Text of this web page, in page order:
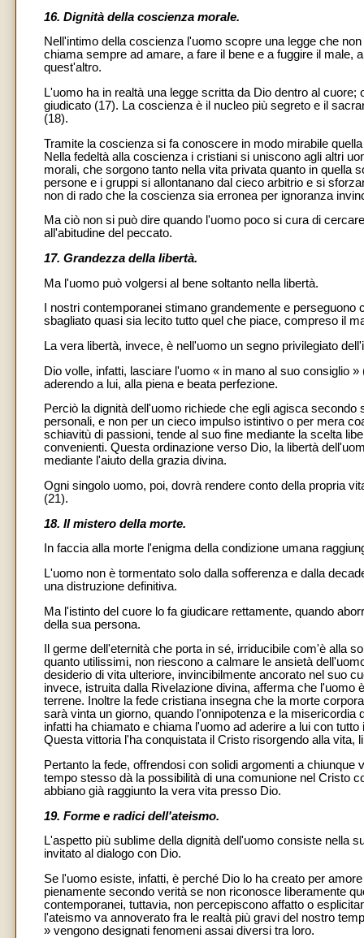
16. Dignità della coscienza morale.
Nell'intimo della coscienza l'uomo scopre una legge che
chiama sempre ad amare, a fare il bene e a fuggire il male,
quest'altro.
L'uomo ha in realtà una legge scritta da Dio dentro al
giudicato (17). La coscienza è il nucleo più segreto e il
(18).
Tramite la coscienza si fa conoscere in modo mirabile
Nella fedeltà alla coscienza i cristiani si uniscono agli altri
morali, che sorgono tanto nella vita privata quanto in quella
persone e i gruppi si allontanano dal cieco arbitrio e si
non di rado che la coscienza sia erronea per ignoranza
Ma ciò non si può dire quando l'uomo poco si cura di
all'abitudine del peccato.
17. Grandezza della libertà.
Ma l'uomo può volgersi al bene soltanto nella libertà.
I nostri contemporanei stimano grandemente e
sbagliato quasi sia lecito tutto quel che piace, compreso il
La vera libertà, invece, è nell'uomo un segno privilegiato
Dio volle, infatti, lasciare l'uomo « in mano al suo consiglio
aderendo a lui, alla piena e beata perfezione.
Perciò la dignità dell'uomo richiede che egli agisca
personali, e non per un cieco impulso istintivo o per mera
schiavitù di passioni, tende al suo fine mediante la scelta
convenienti. Questa ordinazione verso Dio, la libertà
mediante l'aiuto della grazia divina.
Ogni singolo uomo, poi, dovrà rendere conto della propria
(21).
18. Il mistero della morte.
In faccia alla morte l'enigma della condizione umana
L'uomo non è tormentato solo dalla sofferenza e dalla
una distruzione definitiva.
Ma l'istinto del cuore lo fa giudicare rettamente, quando
della sua persona.
Il germe dell'eternità che porta in sé, irriducibile com'è alla
quanto utilissimi, non riescono a calmare le ansietà
desiderio di vita ulteriore, invincibilmente ancorato nel suo
invece, istruita dalla Rivelazione divina, afferma che l'uomo
terrene. Inoltre la fede cristiana insegna che la morte
sarà vinta un giorno, quando l'onnipotenza e la
infatti ha chiamato e chiama l'uomo ad aderire a lui con
Questa vittoria l'ha conquistata il Cristo risorgendo alla vita,
Pertanto la fede, offrendosi con solidi argomenti a
tempo stesso dà la possibilità di una comunione nel Cristo
abbiano già raggiunto la vera vita presso Dio.
19. Forme e radici dell'ateismo.
L'aspetto più sublime della dignità dell'uomo consiste nella
invitato al dialogo con Dio.
Se l'uomo esiste, infatti, è perché Dio lo ha creato per
pienamente secondo verità se non riconosce liberamente
contemporanei, tuttavia, non percepiscono affatto o
l'ateismo va annoverato fra le realtà più gravi del nostro
» vengono designati fenomeni assai diversi tra loro.